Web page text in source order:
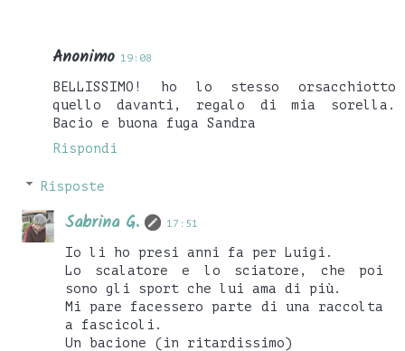
Anonimo 19:08
BELLISSIMO! ho lo stesso orsacchiotto
quello davanti, regalo di mia sorella.
Bacio e buona fuga Sandra
Rispondi
Risposte
Sabrina G. 17:51
Io li ho presi anni fa per Luigi.
Lo scalatore e lo sciatore, che poi
sono gli sport che lui ama di più.
Mi pare facessero parte di una raccolta
a fascicoli.
Un bacione (in ritardissimo)